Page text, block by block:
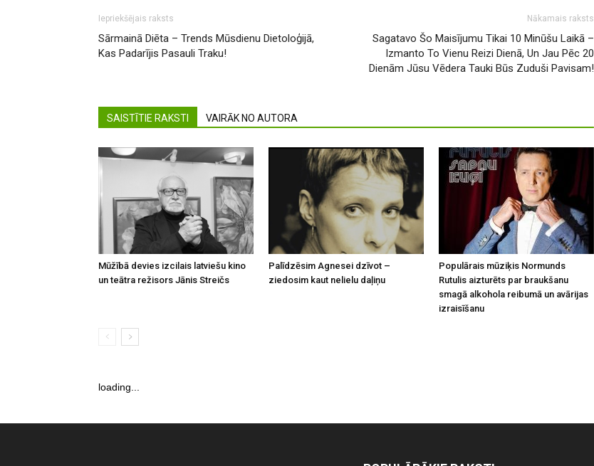
Iepriekšējais raksts
Sārmainā Diēta – Trends Mūsdienu Dietoloģijā,
Kas Padarījis Pasauli Traku!
Nākamais raksts
Sagatavo Šo Maisījumu Tikai 10 Minūšu Laikā –
Izmanto To Vienu Reizi Dienā, Un Jau Pēc 20
Dienām Jūsu Vēdera Tauki Būs Zuduši Pavisam!
SAISTĪTIE RAKSTI VAIRĀK NO AUTORA
Mūžībā devies izcilais latviešu kino
un teātra režisors Jānis Streičs
Palīdzēsim Agnesei dzīvot –
ziedosim kaut nelielu daļiņu
Populārais mūziķis Normunds
Rutulis aizturēts par braukšanu
smagā alkohola reibumā un avārijas
izraisīšanu
loading...